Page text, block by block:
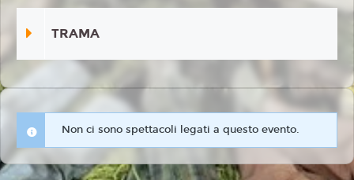
TRAMA
Non ci sono spettacoli legati a questo evento.